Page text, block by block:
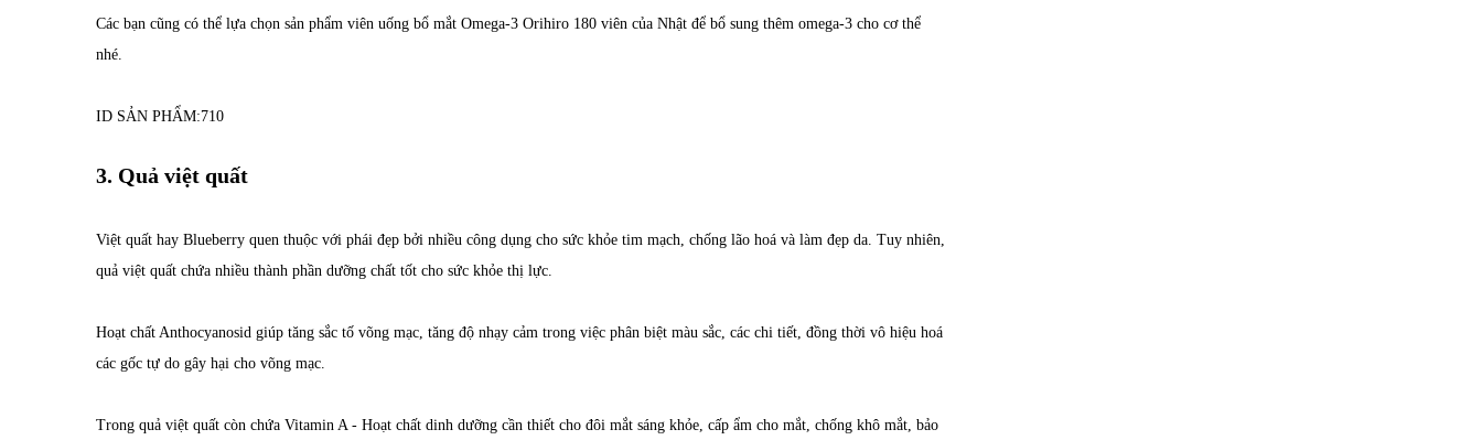
Các bạn cũng có thể lựa chọn sản phẩm viên uống bổ mắt Omega-3 Orihiro 180 viên của Nhật để bổ sung thêm omega-3 cho cơ thể
nhé.
ID SẢN PHẨM:710
3. Quả việt quất
Việt quất hay Blueberry quen thuộc với phái đẹp bởi nhiều công dụng cho sức khỏe tim mạch, chống lão hoá và làm đẹp da. Tuy nhiên,
quả việt quất chứa nhiều thành phần dưỡng chất tốt cho sức khỏe thị lực.
Hoạt chất Anthocyanosid giúp tăng sắc tố võng mạc, tăng độ nhạy cảm trong việc phân biệt màu sắc, các chi tiết, đồng thời vô hiệu hoá
các gốc tự do gây hại cho võng mạc.
Trong quả việt quất còn chứa Vitamin A - Hoạt chất dinh dưỡng cần thiết cho đôi mắt sáng khỏe, cấp ẩm cho mắt, chống khô mắt, bảo